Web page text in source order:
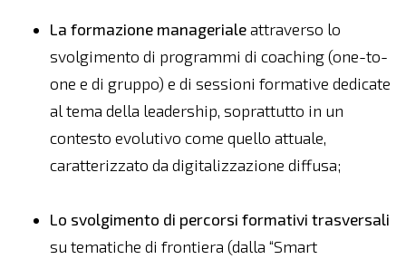
La formazione managerialeattraverso lo
svolgimento di programmi di coaching (one-to-
one e di gruppo) e di sessioni formative dedicate
al tema della leadership, soprattutto in un
contesto evolutivo come quello attuale,
caratterizzato da digitalizzazione diffusa;
Lo svolgimento di percorsi formativi trasversali
su tematiche di frontiera (dalla “Smart